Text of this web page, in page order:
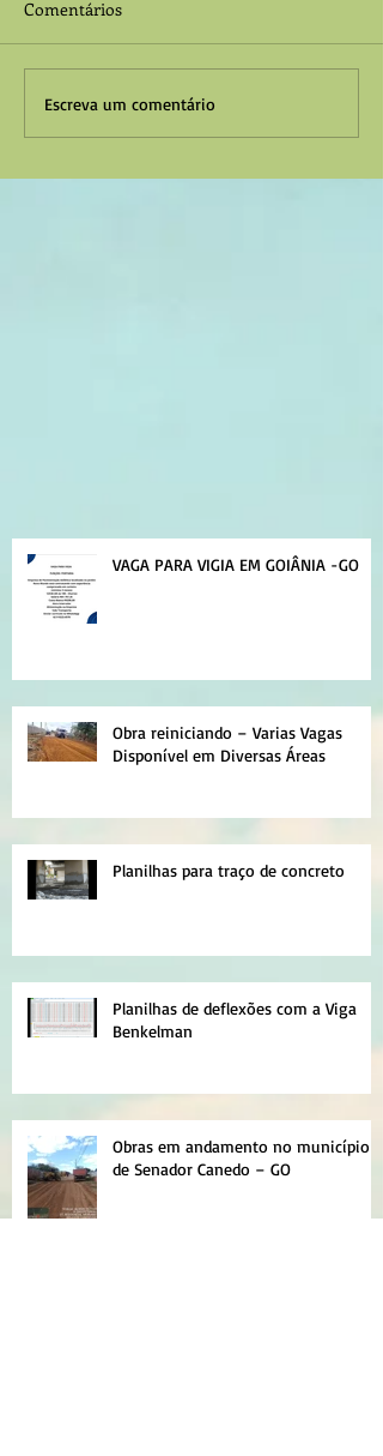
Comentários
Escreva um comentário
VAGA PARA VIGIA EM GOIÂNIA -GO
Obra reiniciando – Varias Vagas
Disponível em Diversas Áreas
Planilhas para traço de concreto
Planilhas de deflexões com a Viga
Benkelman
Obras em andamento no município
de Senador Canedo – GO